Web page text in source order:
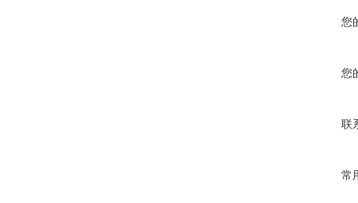
您
您
联
常